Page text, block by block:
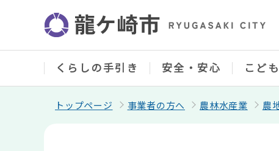
ジ
くらしの手引き 安全・安心 こど
トップページ 事業者の方へ 農林水産業 農